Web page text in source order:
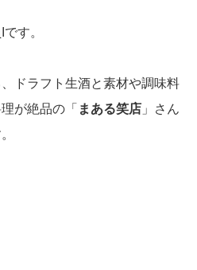
す。
ドラフト生酒と素材や調味料
が絶品の「 まある笑店 」さん